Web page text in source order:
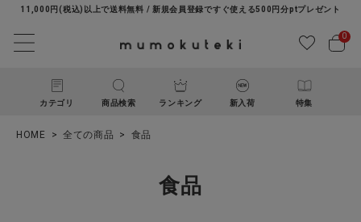
11,000円(税込)以上で送料無料 / 新規会員登録ですぐ使える500円分ptプレゼント
0
カテゴリ 商品検索 ランキング 新入荷 特集
HOME 全ての商品 食品
食品